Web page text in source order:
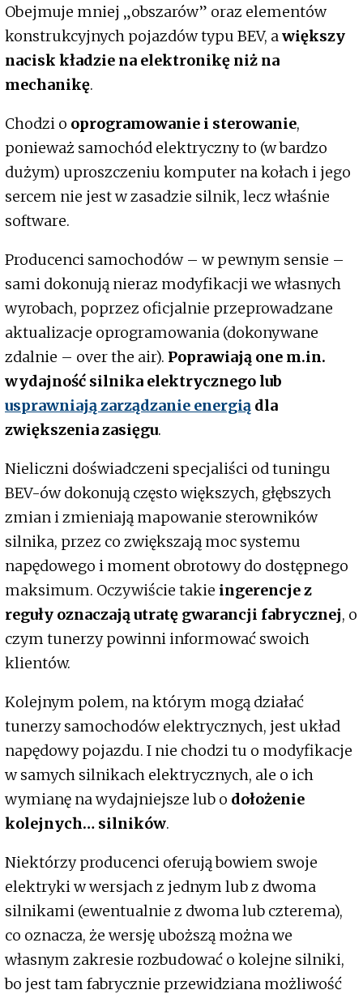
Obejmuje mniej „obszarów” oraz elementów
konstrukcyjnych pojazdów typu BEV, awiększy
nacisk kładzie na elektronikę niż na
mechanikę.
Chodzi o oprogramowanie i sterowanie,
ponieważ samochód elektryczny to (w bardzo
dużym) uproszczeniu komputer na kołach i jego
sercem nie jest w zasadzie silnik, lecz właśnie
software.
Producenci samochodów – w pewnym sensie –
sami dokonują nieraz modyfikacji we własnych
wyrobach, poprzez oficjalnie przeprowadzane
aktualizacje oprogramowania (dokonywane
zdalnie – over the air). Poprawiają one m.in.
wydajność silnika elektrycznego lub
usprawniają zarządzanie energią dla
zwiększenia zasięgu.
Nieliczni doświadczeni specjaliści od tuningu
BEV-ów dokonują często większych, głębszych
zmian i zmieniają mapowanie sterowników
silnika, przez co zwiększają moc systemu
napędowego i moment obrotowy do dostępnego
maksimum. Oczywiście takie ingerencje z
reguły oznaczają utratę gwarancji fabrycznej, o
czym tunerzy powinni informować swoich
klientów.
Kolejnym polem, na którym mogą działać
tunerzy samochodów elektrycznych, jest układ
napędowy pojazdu. I nie chodzi tu o modyfikacje
w samych silnikach elektrycznych, ale o ich
wymianę na wydajniejsze lub o dołożenie
kolejnych… silników.
Niektórzy producenci oferują bowiem swoje
elektryki w wersjach z jednym lub z dwoma
silnikami (ewentualnie z dwoma lub czterema),
co oznacza, że wersję uboższą można we
własnym zakresie rozbudować o kolejne silniki,
bo jest tam fabrycznie przewidziana możliwość